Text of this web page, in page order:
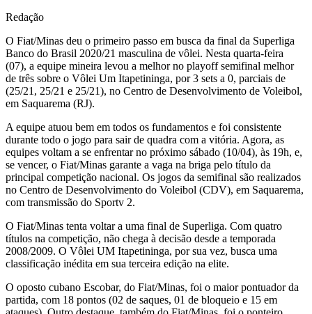
Redação
O Fiat/Minas deu o primeiro passo em busca da final da Superliga
Banco do Brasil 2020/21 masculina de vôlei. Nesta quarta-feira
(07), a equipe mineira levou a melhor no playoff semifinal melhor
de três sobre o Vôlei Um Itapetininga, por 3 sets a 0, parciais de
(25/21, 25/21 e 25/21), no Centro de Desenvolvimento de Voleibol,
em Saquarema (RJ).
A equipe atuou bem em todos os fundamentos e foi consistente
durante todo o jogo para sair de quadra com a vitória. Agora, as
equipes voltam a se enfrentar no próximo sábado (10/04), às 19h, e,
se vencer, o Fiat/Minas garante a vaga na briga pelo título da
principal competição nacional. Os jogos da semifinal são realizados
no Centro de Desenvolvimento do Voleibol (CDV), em Saquarema,
com transmissão do Sportv 2.
O Fiat/Minas tenta voltar a uma final de Superliga. Com quatro
títulos na competição, não chega à decisão desde a temporada
2008/2009. O Vôlei UM Itapetininga, por sua vez, busca uma
classificação inédita em sua terceira edição na elite.
O oposto cubano Escobar, do Fiat/Minas, foi o maior pontuador da
partida, com 18 pontos (02 de saques, 01 de bloqueio e 15 em